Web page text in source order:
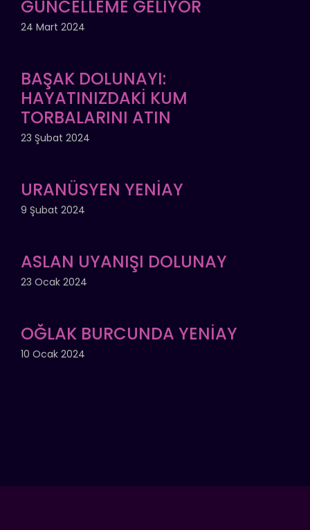
GÜNCELLEME GELİYOR
24 Mart 2024
BAŞAK DOLUNAYI:
HAYATINIZDAKİ KUM
TORBALARINI ATIN
23 Şubat 2024
URANÜSYEN YENİAY
9 Şubat 2024
ASLAN UYANIŞI DOLUNAY
23 Ocak 2024
OĞLAK BURCUNDA YENİAY
10 Ocak 2024